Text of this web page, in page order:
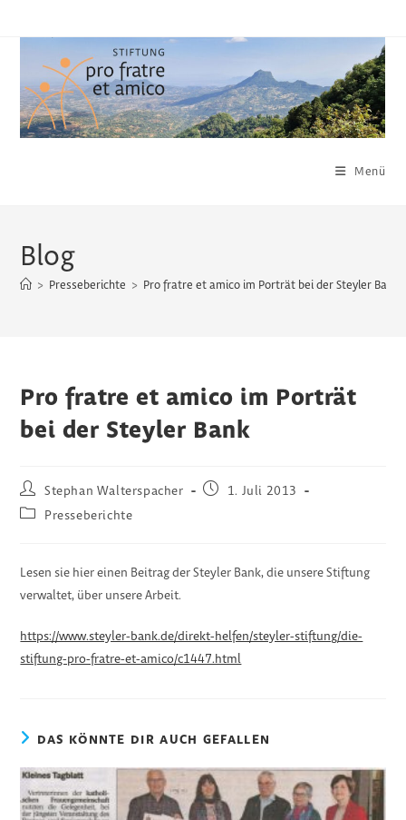
Menü
Blog
> Presseberichte > Pro fratre et amico im Porträt bei der Steyler Bank
Pro fratre et amico im Porträt
bei der Steyler Bank
Beitrags-
Autor:
Stephan Walterspacher
Beitrag1. Juli 2013
Beitrags-Presseberichte
Lesen sie hier einen Beitrag der Steyler Bank, die unsere Stiftung
verwaltet, über unsere Arbeit.
https://www.steyler-bank.de/direkt-helfen/steyler-stiftung/die-
stiftung-pro-fratre-et-amico/c1447.html
DAS KÖNNTE DIR AUCH GEFALLEN